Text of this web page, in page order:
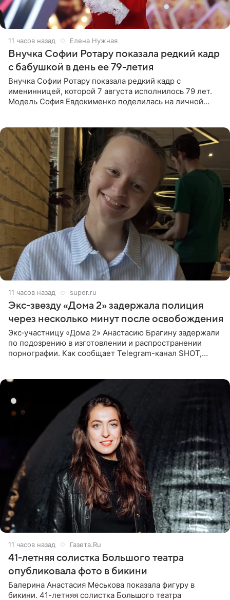
11 часов назад Елена Нужная
Внучка Софии Ротару показала редкий кадр
с бабушкой в день ее 79-летия
Внучка Софии Ротару показала редкий кадр с
именинницей, которой 7 августа исполнилось 79 лет.
Модель София Евдокименко поделилась на личной
11 часов назад super.ru
Экс‑звезду «Дома 2» задержала полиция
через несколько минут после освобождения
Экс‑участницу «Дома 2» Анастасию Брагину задержали
по подозрению в изготовлении и распространении
порнографии. Как сообщает Telegram-канал SHOT,
11 часов назад Газета.Ru
41-летняя солистка Большого театра
опубликовала фото в бикини
Балерина Анастасия Меськова показала фигуру в
бикини. 41-летняя солистка Большого театра